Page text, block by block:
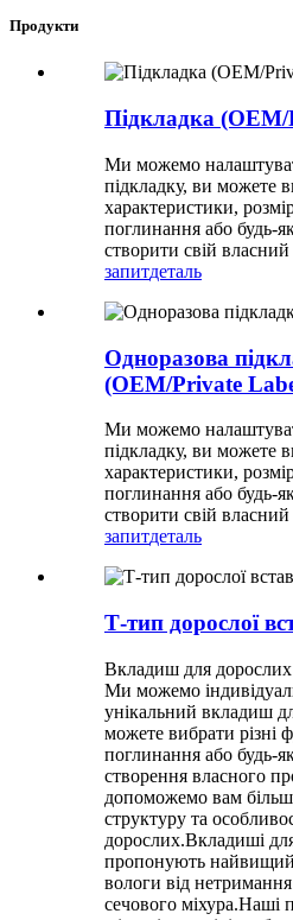
Продукти
Підкладка
Ми можемо
підкладку, ви можете
характеристики,
поглинання або будь-
створити свій
запитдеталь
Одноразова
(OEM/Private
Ми можемо
підкладку, ви можете
характеристики,
поглинання або будь-
створити свій
запитдеталь
Т-тип дорослої
Вкладиш для
Ми можемо
унікальний вкладиш
можете вибрати різні
поглинання або будь-
створення власного
допоможемо вам
структуру та
дорослих.Вкладиші
пропонують найвищий
вологи від нетримання
сечового міхура.Наші